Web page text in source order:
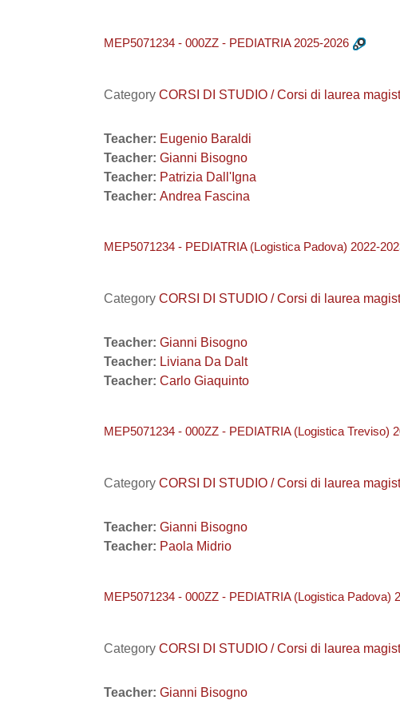
MEP5071234 - 000ZZ - PEDIATRIA 2025-2026
Category CORSI DI STUDIO / Corsi di laurea
Teacher: Eugenio Baraldi
Teacher: Gianni Bisogno
Teacher: Patrizia Dall'Igna
Teacher: Andrea Fascina
MEP5071234 - PEDIATRIA (Logistica Padova) 2022-
Category CORSI DI STUDIO / Corsi di laurea
Teacher: Gianni Bisogno
Teacher: Liviana Da Dalt
Teacher: Carlo Giaquinto
MEP5071234 - 000ZZ - PEDIATRIA (Logistica Treviso)
Category CORSI DI STUDIO / Corsi di laurea
Teacher: Gianni Bisogno
Teacher: Paola Midrio
MEP5071234 - 000ZZ - PEDIATRIA (Logistica Padova)
Category CORSI DI STUDIO / Corsi di laurea
Teacher: Gianni Bisogno